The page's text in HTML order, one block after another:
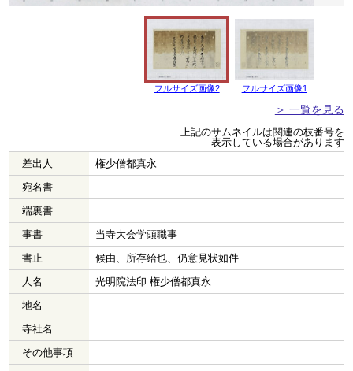
フルサイズ画像2 フルサイズ画像1
＞ 一覧を見る
上記のサムネイルは関連の枝番号を
表示している場合があります
差出人
権少僧都真永
宛名書
端裏書
事書
当寺大会学頭職事
書止
候由、所存給也、仍意見状如件
人名
光明院法印 権少僧都真永
地名
寺社名
その他事項